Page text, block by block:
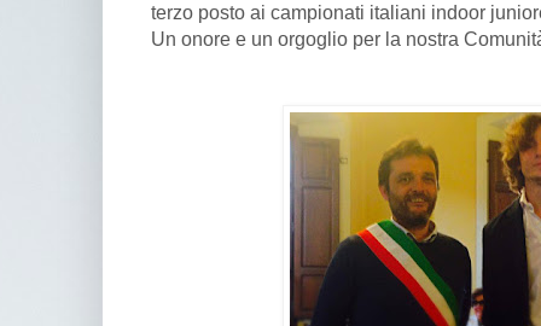
terzo posto ai campionati italiani indoor
Un onore e un orgoglio per la nostra